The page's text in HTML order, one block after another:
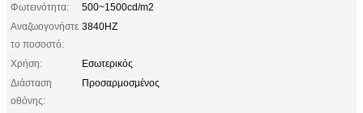
Φωτεινότητα:
500~1500cd/m2
Αναζωογονήστε
το ποσοστό:
3840HZ
Χρήση:
Εσωτερικός
Διάσταση
οθόνης:
Προσαρμοσμένος